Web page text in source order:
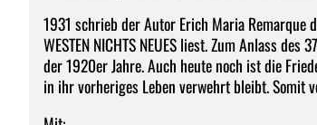
1931 schrieb der Autor Erich Maria Remarque
WESTEN NICHTS NEUES liest. Zum Anlass
der 1920er Jahre. Auch heute noch ist die
in ihr vorheriges Leben verwehrt bleibt. Somit